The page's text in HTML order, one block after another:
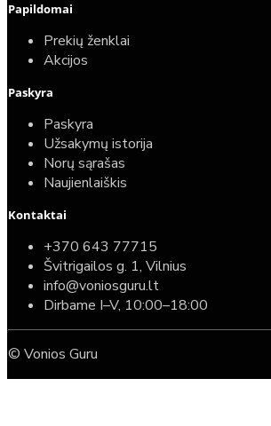
Papildomai
Prekių ženklai
Akcijos
Paskyra
Paskyra
Užsakymų istorija
Norų sąrašas
Naujienlaiškis
Kontaktai
+370 643 77715
Švitrigailos g. 1, Vilnius
info@voniosguru.lt
Dirbame I–V, 10:00–18:00
© Vonios Guru